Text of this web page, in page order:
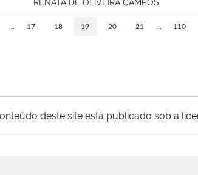
RENATA DE OLIVEIRA CAMPOS
17 18 19 20 21 110
deste site está publicado sob a